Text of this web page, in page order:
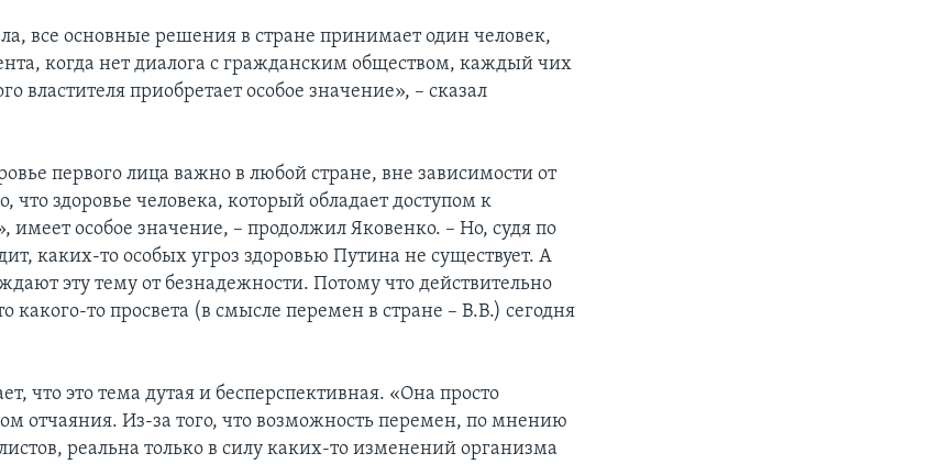
все основные решения в стране принимает один человек,
когда нет диалога с гражданским обществом, каждый чих
властителя приобретает особое значение», – сказал
первого лица важно в любой стране, вне зависимости от
здоровье человека, который обладает доступом к
имеет особое значение, – продолжил Яковенко. – Но, судя по
каких-то особых угроз здоровью Путина не существует. А
эту тему от безнадежности. Потому что действительно
какого-то просвета (в смысле перемен в стране – В.В.) сегодня
что это тема дутая и бесперспективная. «Она просто
отчаяния. Из-за того, что возможность перемен, по мнению
реальна только в силу каких-то изменений организма